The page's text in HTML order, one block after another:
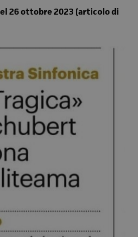
26 ottobre 2023 (articolo di